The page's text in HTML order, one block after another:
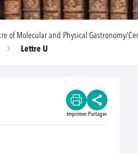
of Molecular and Physical
Lettre U
Imprimer Partager